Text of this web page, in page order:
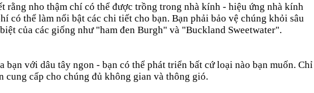
rằng nho thậm chí có thể được trồng trong nhà kính - hiệu ứng nhà kính
có thể làm nổi bật các chi tiết cho bạn. Bạn phải bảo vệ chúng khỏi sâu
của các giống như "ham đen Burgh" và "Buckland Sweetwater".
bạn với dâu tây ngon - bạn có thể phát triển bất cứ loại nào bạn muốn. Chỉ
cung cấp cho chúng đủ không gian và thông gió.